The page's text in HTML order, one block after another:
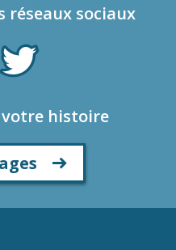
réseaux sociaux
votre histoire